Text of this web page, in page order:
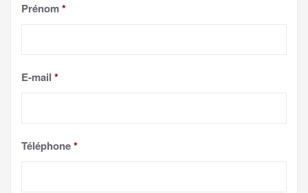
Prénom*
E-mail *
Téléphone*